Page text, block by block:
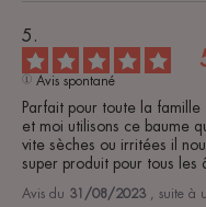
Avis spontané
Parfait pour toute la
et moi utilisons ce baume
vite sèches ou irritées il
super produit pour tous les
Avis du 31/08/2023 , suite à